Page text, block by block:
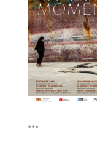
***